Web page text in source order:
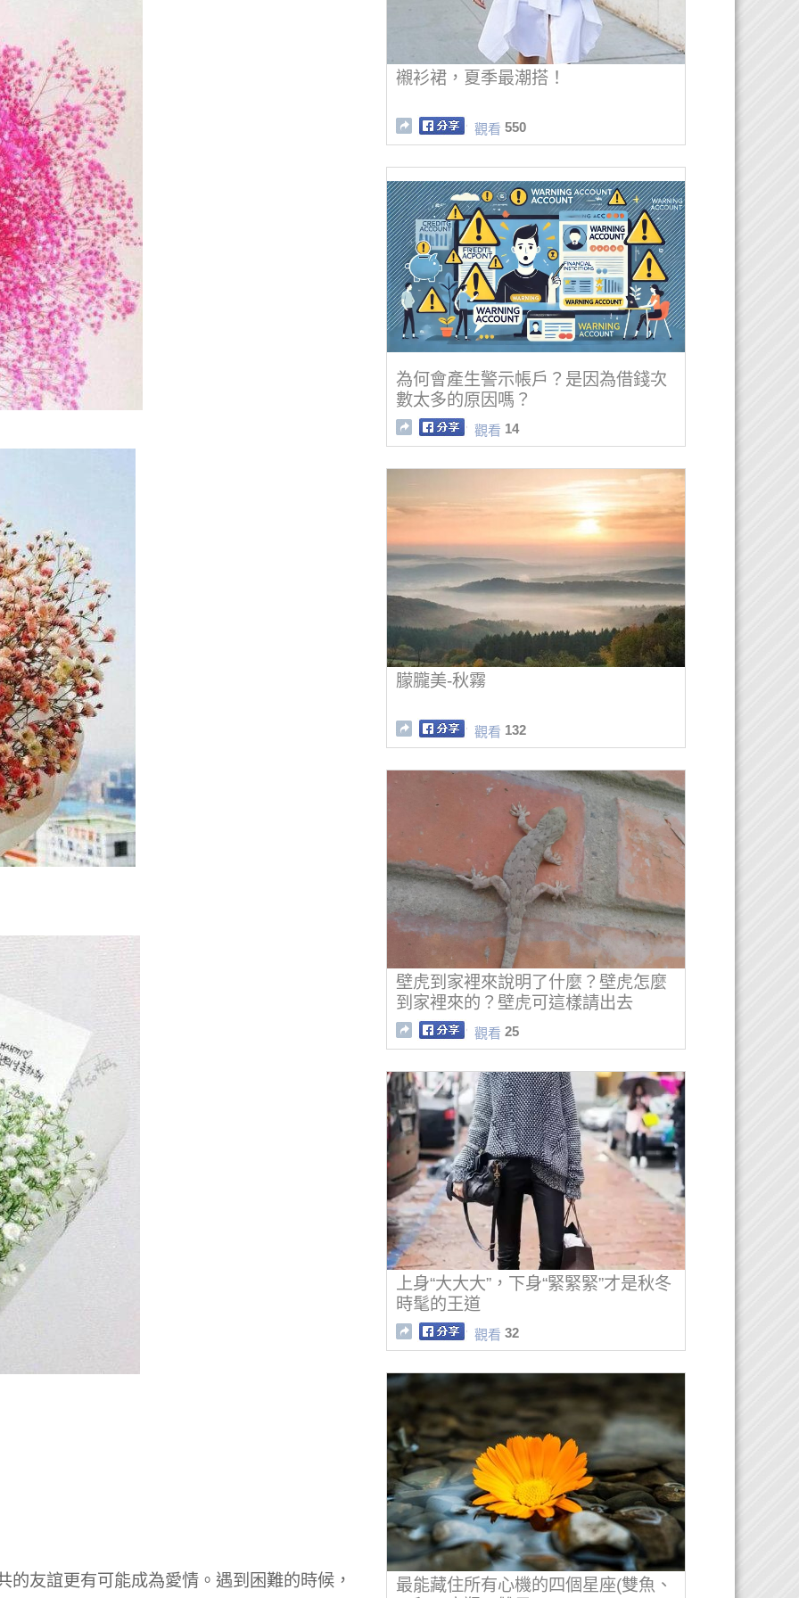
友誼更有可能成為愛情。遇到困難的時候，
襯衫裙，夏季最潮搭！
觀看 550
為何會產生警示帳戶？是因為借錢次
數太多的原因嗎？
觀看 14
朦朧美-秋霧
觀看 132
壁虎到家裡來說明了什麼？壁虎怎麼
到家裡來的？壁虎可這樣請出去
觀看 25
上身“大大大”，下身“緊緊緊”才是秋冬
時髦的王道
觀看 32
最能藏住所有心機的四個星座(雙魚、